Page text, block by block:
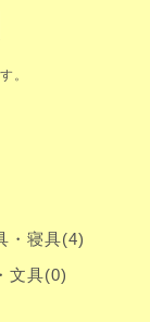
。
・寝具(4)
文具(0)